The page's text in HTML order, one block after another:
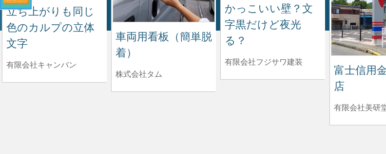
立ち上がりも同じ
色のカルプの立体
文字
有限会社キャンバン
車両用看板（簡単脱
着）
株式会社タム
かっこいい壁？文
字黒だけど夜光
る？
有限会社フジサワ建装
富士信用
店
有限会社美研